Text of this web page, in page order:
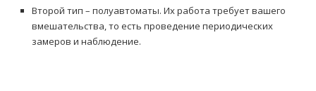
Второй тип – полуавтоматы. Их работа требует вашего
вмешательства, то есть проведение периодических
замеров и наблюдение.